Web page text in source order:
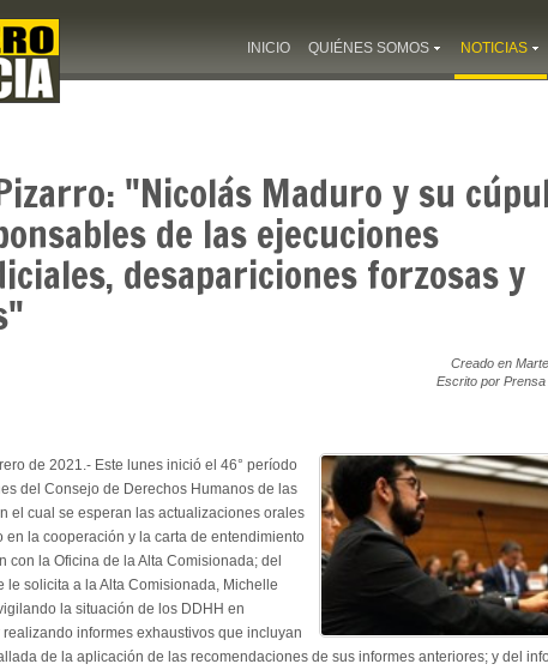
INICIO QUIÉNES SOMOS NOTICIAS
"Nicolás Maduro y su
de las ejecuciones
desapariciones forzosas y
Creado en
Escrito por
de 2021.- Este lunes inició el 46° período
del Consejo de Derechos Humanos de las
el cual se esperan las actualizaciones orales
en la cooperación y la carta de entendimiento
con la Oficina de la Alta Comisionada; del
le solicita a la Alta Comisionada, Michelle
la situación de los DDHH en
informes exhaustivos que incluyan
de la aplicación de las recomendaciones de sus informes anteriores; y del